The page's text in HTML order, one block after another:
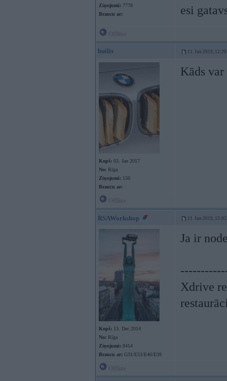
Ziņojumi: 7778
Braucu ar:
esi
builis 11. Jun 2019, 12:20
Kopš: 03. Jan 2017
No: Rīga
Ziņojumi: 150
Braucu ar:
Kāds
RSAWorkshop 11. Jun 2019, 13:02
Kopš: 13. Dec 2014
No: Rīga
Ziņojumi: 8414
Braucu ar: G31/E53/E46/E39
Ja ir
Xdrive